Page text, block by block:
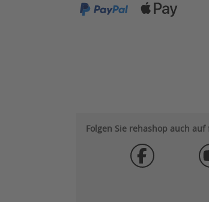
Folgen Sie rehashop auch